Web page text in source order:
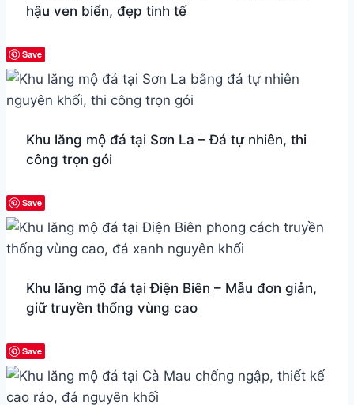
hậu ven biển, đẹp tinh tế
Save
Khu lăng mộ đá tại Sơn La – Đá tự nhiên, thi
công trọn gói
Save
Khu lăng mộ đá tại Điện Biên – Mẫu đơn giản,
giữ truyền thống vùng cao
Save